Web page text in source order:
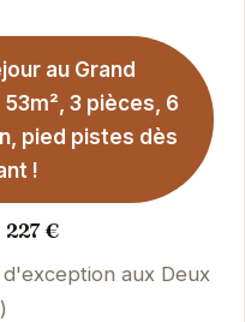
au Grand
3 pièces, 6
pied pistes dès
!
€
aux Deux